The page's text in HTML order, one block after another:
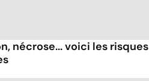
nécrose... voici les risques